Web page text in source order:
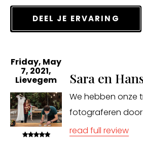
DEEL JE ERVARING
Friday, May
7, 2021,
Lievegem Sara en
We hebben onze
fotograferen door
enorm blij met het
read full review